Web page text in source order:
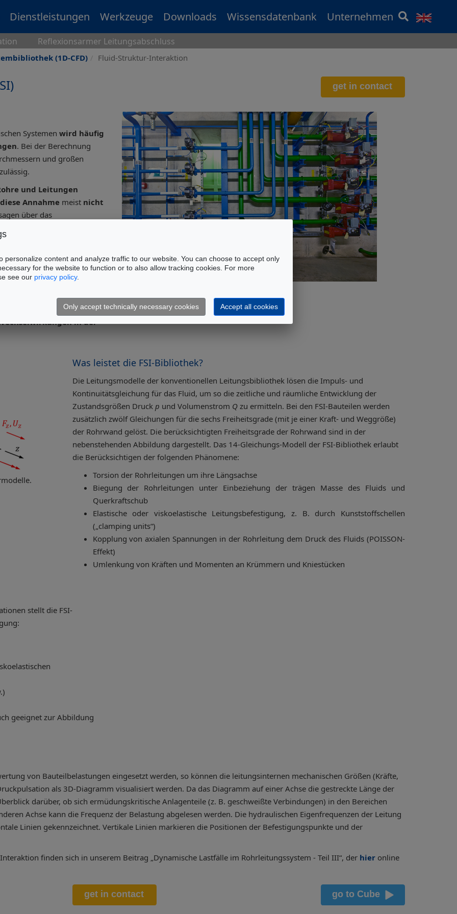
Dienstleistungen Werkzeuge Downloads Wissensdatenbank Unternehmen
Reflexionsarmer Leitungsabschluss
(1D-CFD) Fluid-Struktur-Interaktion
Systemen wird häufig
. Bei der Berechnung
und großen
und Leitungen
Annahme meist nicht
über das
Solche Situationen finden
in PKW,
in der
sich die
des Fluidsim Inneren der
wie Lärm,
kann.
in der
Was leistet die FSI-Bibliothek?
Die Leitungsmodelle der konventionellen Leitungsbibliothek lösen die Impuls- und
Kontinuitätsgleichung für das Fluid, um so die zeitliche und räumliche Entwicklung der
Zustandsgrößen Druck p und Volumenstrom Qzu ermitteln. Bei den FSI-Bauteilen werden
zusätzlich zwölf Gleichungen für die sechs Freiheitsgrade (mit je einer Kraft- und Weggröße)
der Rohrwand gelöst. Die berücksichtigten Freiheitsgrade der Rohrwand sind in der
nebenstehenden Abbildung dargestellt. Das 14-Gleichungs-Modell der FSI-Bibliothek erlaubt
die Berücksichtigen der folgenden Phänomene:
Torsion der Rohrleitungen um ihre Längsachse
Biegung der Rohrleitungen unter Einbeziehung der trägen Masse des Fluids und
Querkraftschub
Elastische oder viskoelastische Leitungsbefestigung, z. B. durch Kunststoffschellen
(„clamping units“)
Kopplung von axialen Spannungen in der Rohrleitung dem Druck des Fluids (POISSON-
Effekt)
Umlenkung von Kräften und Momenten an Krümmern und Kniestücken
stellt die FSI-
geeignet zur Abbildung
von Bauteilbelastungen eingesetzt werden, so können die leitungsinternen mechanischen Größen (Kräfte,
als 3D-Diagramm visualisiert werden. Da das Diagramm auf einer Achse die gestreckte Länge der
darüber, ob sich ermüdungskritische Anlagenteile (z. B. geschweißte Verbindungen) in den Bereichen
Achse kann die Frequenz der Belastung abgelesen werden. Die hydraulischen Eigenfrequenzen der Leitung
Linien gekennzeichnet. Vertikale Linien markieren die Positionen der Befestigungspunkte und der
finden sich in unserem Beitrag „Dynamische Lastfälle im Rohrleitungssystem - Teil III“, der hier online
personalize content and analyze traffic to our website. You can choose to accept only
for the website to function or to also allow tracking cookies. For more
see our privacy policy.
Only accept technically necessary cookies Accept all cookies